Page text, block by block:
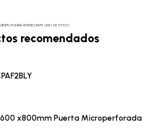
PODRÍA INTERESARTE UNO DE ESTOS
recomendados
x800mm Puerta Microperforada